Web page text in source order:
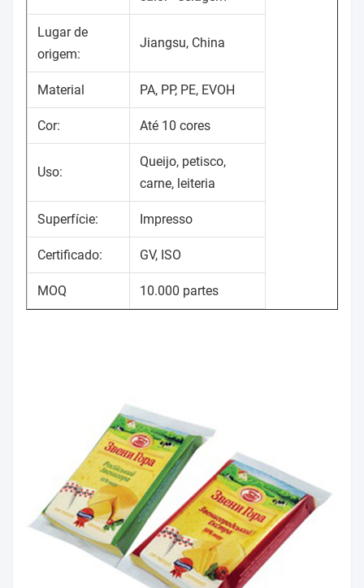
Lugar de
origem:
Jiangsu, China
Material PA, PP, PE, EVOH
Cor: Até 10 cores
Uso:
Queijo, petisco,
carne, leiteria
Superfície: Impresso
Certificado: GV, ISO
MOQ 10.000 partes